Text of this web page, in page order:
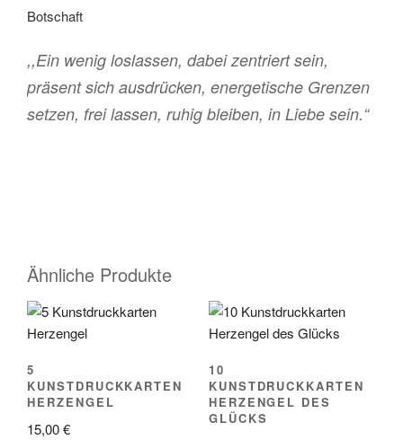
Botschaft
,,Ein wenig loslassen, dabei zentriert sein,
präsent sich ausdrücken, energetische Grenzen
setzen, frei lassen, ruhig bleiben, in Liebe sein.“
Ähnliche Produkte
5
KUNSTDRUCKKARTEN
HERZENGEL
15,00€
10
KUNSTDRUCKKARTEN
HERZENGEL DES
GLÜCKS